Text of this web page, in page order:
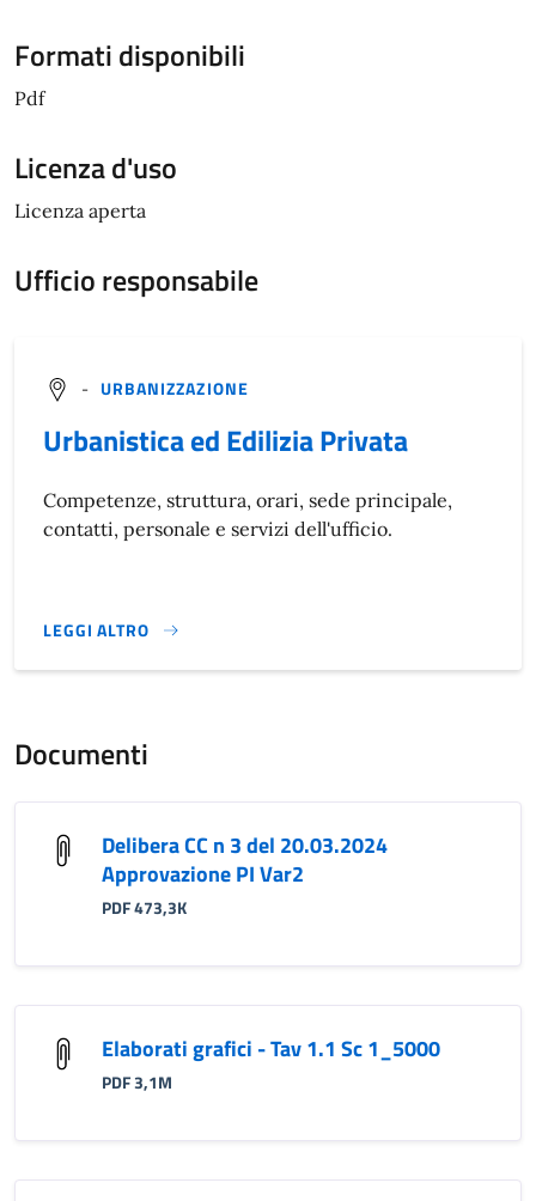
Formati disponibili
Pdf
Licenza d'uso
Licenza aperta
Ufficio responsabile
- URBANIZZAZIONE
Urbanistica ed Edilizia Privata
Competenze, struttura, orari, sede principale,
contatti, personale e servizi dell'ufficio.
LEGGI ALTRO
}
Documenti
Delibera CC n 3 del 20.03.2024
Approvazione PI Var2
PDF 473,3K
Elaborati grafici - Tav 1.1 Sc 1_5000
PDF 3,1M